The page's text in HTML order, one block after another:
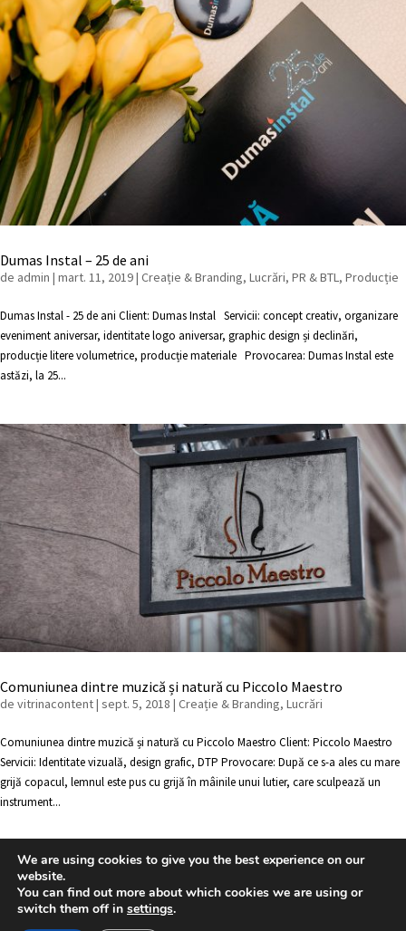
Dumas Instal – 25 de ani
de admin | mart. 11, 2019| Creație & Branding, Lucrări, PR & BTL, Producție
Dumas Instal - 25 de ani Client: Dumas Instal Servicii: concept creativ, organizare
eveniment aniversar, identitate logo aniversar, graphic design și declinări,
producție litere volumetrice, producție materiale Provocarea: Dumas Instal este
astăzi, la 25...
Comuniunea dintre muzică și natură cu Piccolo Maestro
de vitrinacontent| sept. 5, 2018 | Creație & Branding, Lucrări
Comuniunea dintre muzică și natură cu Piccolo Maestro Client: Piccolo Maestro
Servicii: Identitate vizuală, design grafic, DTP Provocare: După ce s-a ales cu mare
grijă copacul, lemnul este pus cu grijă în mâinile unui lutier, care sculpează un
instrument...
« Intrări Mai Vechi
© 2022 Vitrina Advertising. Toate drepturile rezervate
We are using cookies to give you the best experience on our
website.
You can find out more about which cookies we are using or
switch them off in settings.